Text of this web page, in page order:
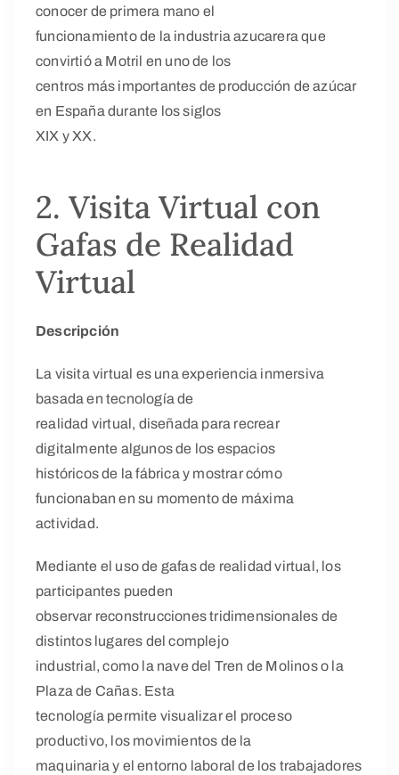
conocer de primera mano el
funcionamiento de la industria azucarera que
convirtió a Motril en uno de los
centros más importantes de producción de azúcar
en España durante los siglos
XIX y XX.
2. Visita Virtual con
Gafas de Realidad
Virtual
Descripción
La visita virtual es una experiencia inmersiva
basada en tecnología de
realidad virtual, diseñada para recrear
digitalmente algunos de los espacios
históricos de la fábrica y mostrar cómo
funcionaban en su momento de máxima
actividad.
Mediante el uso de gafas de realidad virtual, los
participantes pueden
observar reconstrucciones tridimensionales de
distintos lugares del complejo
industrial, como la nave del Tren de Molinos o la
Plaza de Cañas. Esta
tecnología permite visualizar el proceso
productivo, los movimientos de la
maquinaria y el entorno laboral de los trabajadores